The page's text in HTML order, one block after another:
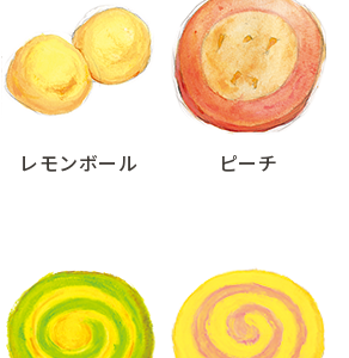
レモンボール ピーチ